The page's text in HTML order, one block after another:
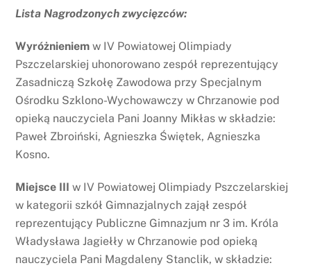
Lista Nagrodzonych zwycięzców:
Wyróżnieniem w IV Powiatowej Olimpiady
Pszczelarskiej uhonorowano zespół reprezentujący
Zasadniczą Szkołę Zawodowa przy Specjalnym
Ośrodku Szklono-Wychowawczy w Chrzanowie pod
opieką nauczyciela Pani Joanny Mikłas w składzie:
Paweł Zbroiński, Agnieszka Świętek, Agnieszka
Kosno.
Miejsce III w IV Powiatowej Olimpiady Pszczelarskiej
w kategorii szkół Gimnazjalnych zajął zespół
reprezentujący Publiczne Gimnazjum nr 3 im. Króla
Władysława Jagiełły w Chrzanowie pod opieką
nauczyciela Pani Magdaleny Stanclik, w składzie: